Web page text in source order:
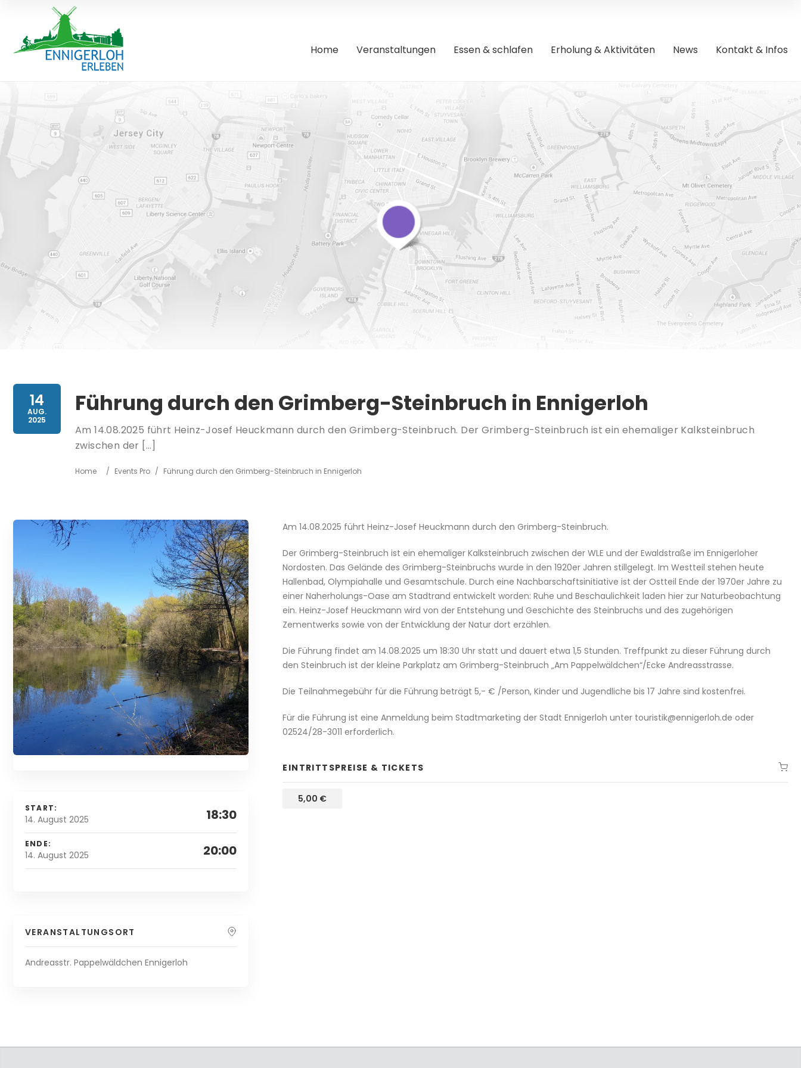
Home Veranstaltungen Essen & schlafen Erholung & Aktivitäten News Kontakt & Infos
14
AUG.
2025
Führung durch den Grimberg-Steinbruch in Ennigerloh
Am 14.08.2025 führt Heinz-Josef Heuckmann durch den Grimberg-Steinbruch. Der Grimberg-Steinbruch ist ein ehemaliger Kalksteinbruch
zwischen der […]
Home / Events Pro / Führung durch den Grimberg-Steinbruch in Ennigerloh
START:
14. August 2025 18:30
ENDE:
14. August 2025 20:00
VERANSTALTUNGSORT
Andreasstr. Pappelwäldchen Ennigerloh
Am 14.08.2025 führt Heinz-Josef Heuckmann durch den Grimberg-Steinbruch.
Der Grimberg-Steinbruch ist ein ehemaliger Kalksteinbruch zwischen der WLE und der Ewaldstraße im Ennigerloher
Nordosten. Das Gelände des Grimberg-Steinbruchs wurde in den 1920er Jahren stillgelegt. Im Westteil stehen heute
Hallenbad, Olympiahalle und Gesamtschule. Durch eine Nachbarschaftsinitiative ist der Ostteil Ende der 1970er Jahre zu
einer Naherholungs-Oase am Stadtrand entwickelt worden: Ruhe und Beschaulichkeit laden hier zur Naturbeobachtung
ein. Heinz-Josef Heuckmann wird von der Entstehung und Geschichte des Steinbruchs und des zugehörigen
Zementwerks sowie von der Entwicklung der Natur dort erzählen.
Die Führung findet am 14.08.2025 um 18:30 Uhr statt und dauert etwa 1,5 Stunden. Treffpunkt zu dieser Führung durch
den Steinbruch ist der kleine Parkplatz am Grimberg-Steinbruch „Am Pappelwäldchen“/Ecke Andreasstrasse.
Die Teilnahmegebühr für die Führung beträgt 5,- € /Person, Kinder und Jugendliche bis 17 Jahre sind kostenfrei.
Für die Führung ist eine Anmeldung beim Stadtmarketing der Stadt Ennigerloh unter touristik@ennigerloh.de oder
02524/28-3011 erforderlich.
EINTRITTSPREISE & TICKETS
5,00 €